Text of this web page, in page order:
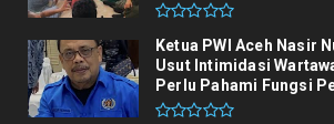
Ketua PWI Aceh Nasir
Usut Intimidasi
Perlu Pahami Fungsi